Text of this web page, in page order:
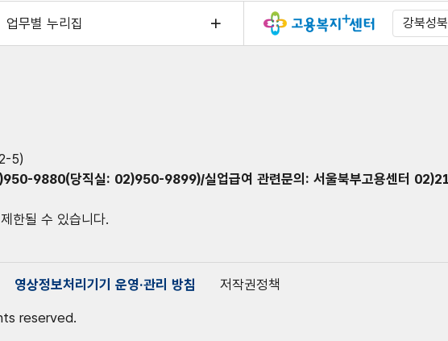
업무별 누리집 강북성
5)
9880(당직실: 02)950-9899)/실업급여 관련문의: 서울북부고용센터
한될 수 있습니다.
영상정보처리기기 운영·관리 방침 저작권정책
reserved.